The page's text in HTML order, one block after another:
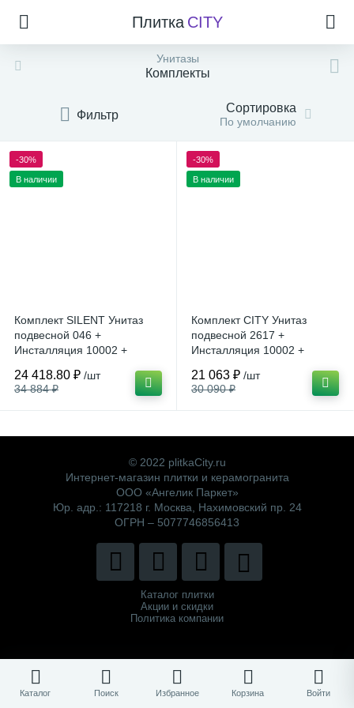
Плитка CITY
Каталог Поиск Избранное Корзина Войти
Унитазы
Комплекты
Фильтр Сортировка
По умолчанию
-30%
В наличии
Комплект SILENT Унитаз
подвесной 046 +
Инсталляция 10002 +
24 418.80 ₽ /шт
34 884 ₽
-30%
В наличии
Комплект CITY Унитаз
подвесной 2617 +
Инсталляция 10002 +
21 063 ₽ /шт
30 090 ₽
© 2022 plitkaCity.ru
Интернет-магазин плитки и керамогранита
ООО «Ангелик Паркет»
Юр. адр.: 117218 г. Москва, Нахимовский пр. 24
ОГРН – 5077746856413
Каталог плитки
Акции и скидки
Политика компании